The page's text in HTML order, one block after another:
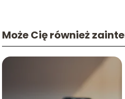
Może Cię również